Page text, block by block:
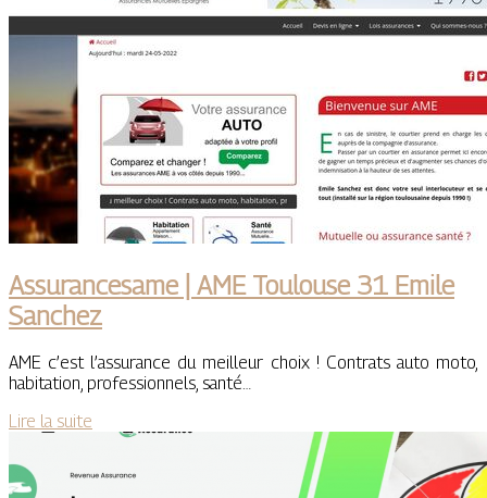
As­suran­cesa­me | AME Toulouse 31 Emile
Sanchez
AME c’est l’assurance du meilleur choix ! Contrats auto moto,
habitation, professionnels, santé…
Lire la suite